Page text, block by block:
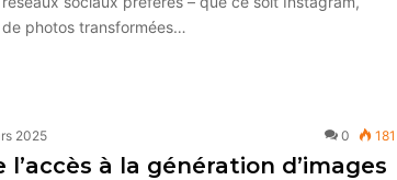
photos transformées…
2025 0 181
à la génération d’images